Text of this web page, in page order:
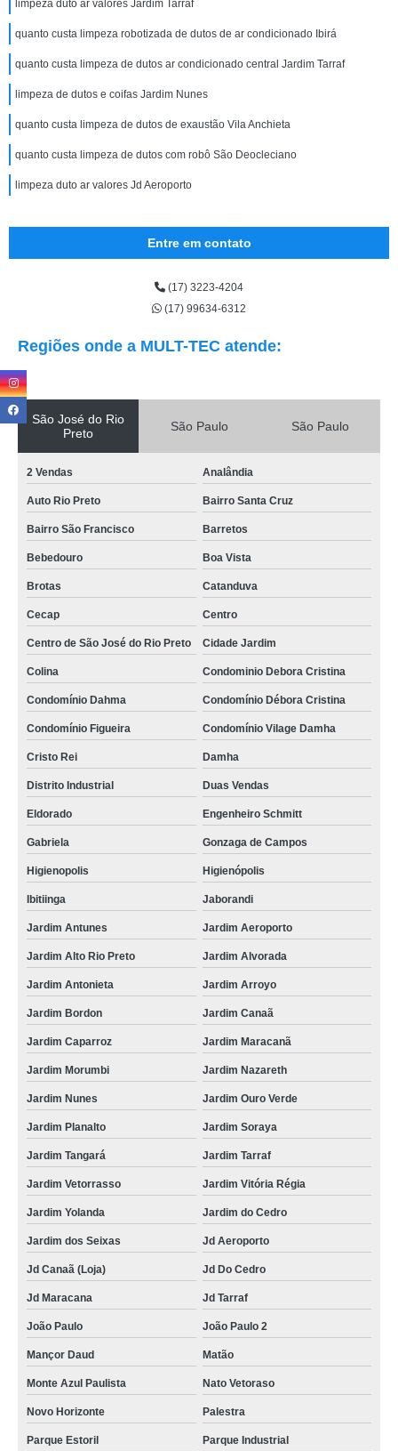
limpeza duto ar valores Jardim Tarraf
quanto custa limpeza robotizada de dutos de ar condicionado Ibirá
quanto custa limpeza de dutos ar condicionado central Jardim Tarraf
limpeza de dutos e coifas Jardim Nunes
quanto custa limpeza de dutos de exaustão Vila Anchieta
quanto custa limpeza de dutos com robô São Deocleciano
limpeza duto ar valores Jd Aeroporto
Entre em contato
(17) 3223-4204
(17) 99634-6312
Regiões onde a MULT-TEC atende:
São José do Rio
Preto
São Paulo São Paulo
2 Vendas Analândia
Auto Rio Preto Bairro Santa Cruz
Bairro São Francisco Barretos
Bebedouro Boa Vista
Brotas Catanduva
Cecap Centro
Centro de São José do Rio Preto Cidade Jardim
Colina Condominio Debora Cristina
Condomínio Dahma Condomínio Débora Cristina
Condomínio Figueira Condomínio Vilage Damha
Cristo Rei Damha
Distrito Industrial Duas Vendas
Eldorado Engenheiro Schmitt
Gabriela Gonzaga de Campos
Higienopolis Higienópolis
Ibitiinga Jaborandi
Jardim Antunes Jardim Aeroporto
Jardim Alto Rio Preto Jardim Alvorada
Jardim Antonieta Jardim Arroyo
Jardim Bordon Jardim Canaã
Jardim Caparroz Jardim Maracanã
Jardim Morumbi Jardim Nazareth
Jardim Nunes Jardim Ouro Verde
Jardim Planalto Jardim Soraya
Jardim Tangará Jardim Tarraf
Jardim Vetorrasso Jardim Vitória Régia
Jardim Yolanda Jardim do Cedro
Jardim dos Seixas Jd Aeroporto
Jd Canaã (Loja) Jd Do Cedro
Jd Maracana Jd Tarraf
João Paulo João Paulo 2
Mançor Daud Matão
Monte Azul Paulista Nato Vetoraso
Novo Horizonte Palestra
Parque Estoril Parque Industrial